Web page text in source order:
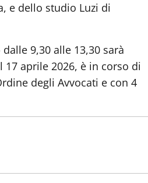
e dello studio Luzi di
9,30 alle 13,30 sarà
aprile 2026, è in corso di
degli Avvocati e con 4